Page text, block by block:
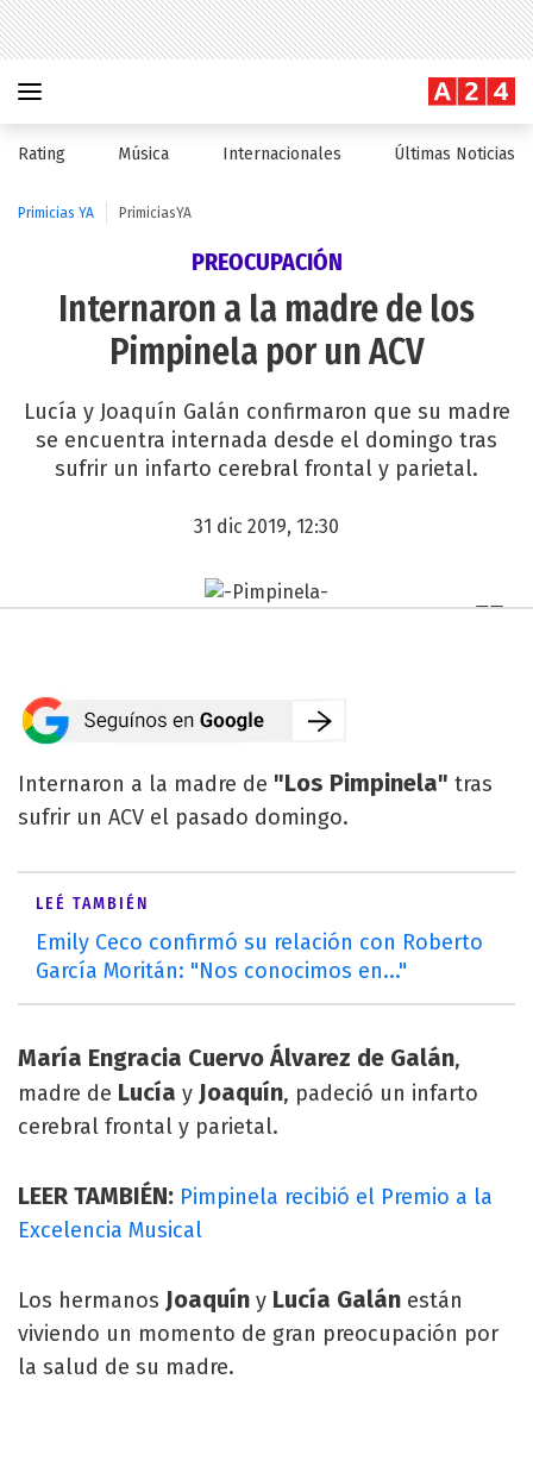
Rating Música Internacionales Últimas Noticias
Primicias YA PrimiciasYA
PREOCUPACIÓN
Internaron a la madre de los
Pimpinela por un ACV
Lucía y Joaquín Galán confirmaron que su madre
se encuentra internada desde el domingo tras
sufrir un infarto cerebral frontal y parietal.
31 dic 2019, 12:30
Internaron a la madre de "Los Pimpinela" tras
sufrir un ACV el pasado domingo.
LEÉ TAMBIÉN
Emily Ceco confirmó su relación con Roberto
García Moritán: "Nos conocimos en..."
María Engracia Cuervo Álvarez de Galán,
madre de Lucía y Joaquín, padeció un infarto
cerebral frontal y parietal.
LEER TAMBIÉN: Pimpinela recibió el Premio a la
Excelencia Musical
Los hermanos Joaquín y Lucía Galán están
viviendo un momento de gran preocupación por
la salud de su madre.